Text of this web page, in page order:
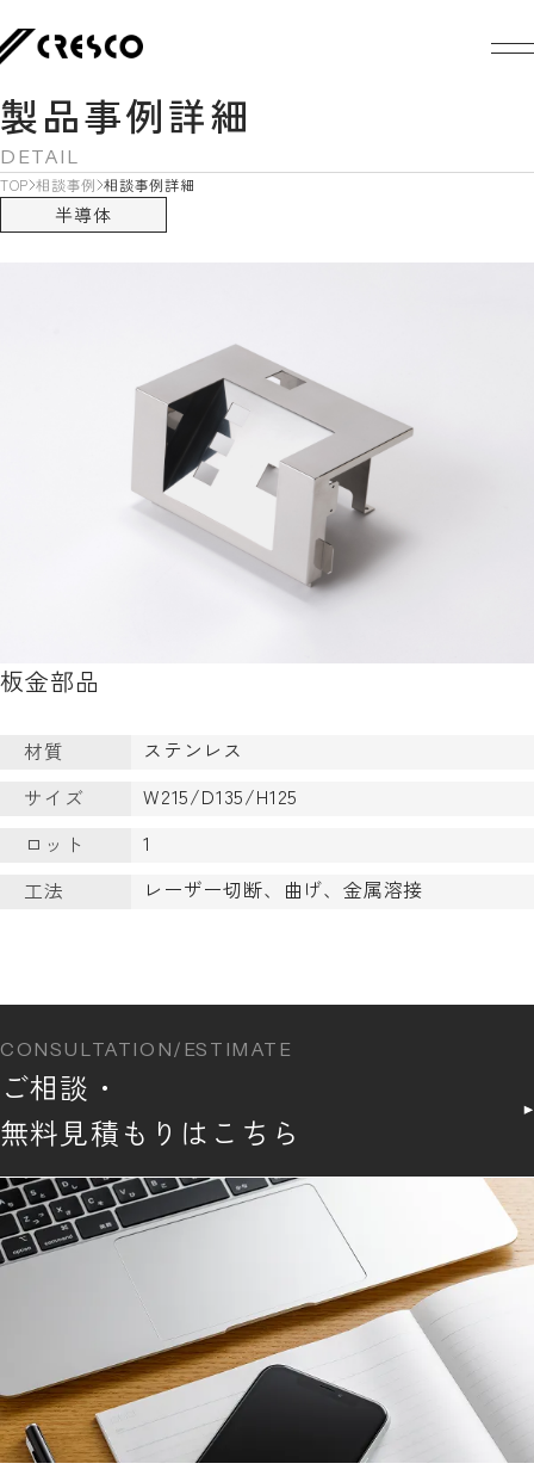
製品事例詳細
DETAIL
TOP 相談事例 相談事例詳細
半導体
板金部品
材質
ステンレス
サイズ
W215/D135/H125
ロット
1
工法
レーザー切断、曲げ、金属溶接
CONSULTATION/ESTIMATE
ご相談・
無料見積もりはこちら